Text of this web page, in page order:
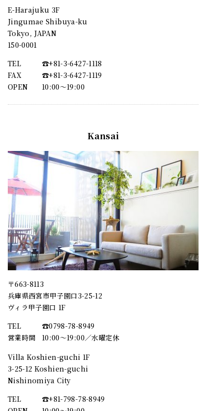
E-Harajuku 3F
Jingumae Shibuya-ku
Tokyo, JAPAN
150-0001
TEL
☎︎+81-3-6427-1118
FAX
☎︎+81-3-6427-1119
OPEN
10:00〜19:00
Kansai
〒663-8113
兵庫県西宮市甲子園口3-25-12
ヴィラ甲子園口 1F
TEL
☎︎0798-78-8949
営業時間
10:00～19:00／水曜定休
Villa Koshien-guchi 1F
3-25-12 Koshien-guchi
Nishinomiya City
TEL
☎︎+81-798-78-8949